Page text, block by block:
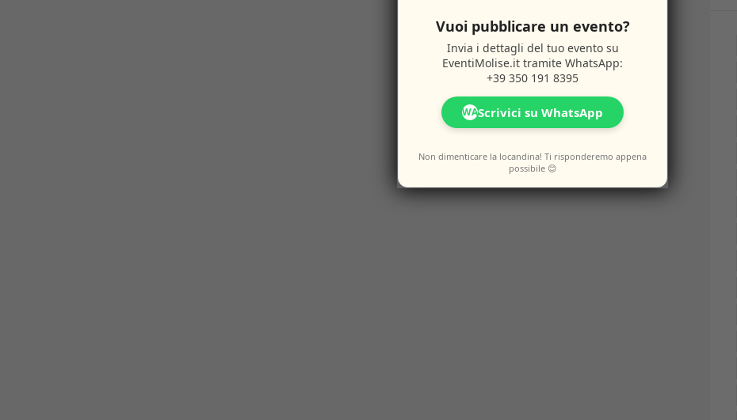
Vuoi pubblicare un evento?
Invia i dettagli del tuo evento su
EventiMolise.it tramite WhatsApp:
+39 350 191 8395
WAScrivici su WhatsApp
Non dimenticare la locandina! Ti risponderemo appena
possibile 😊